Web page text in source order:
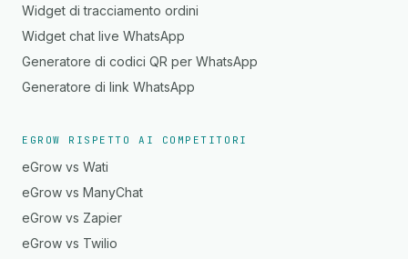
Widget di tracciamento ordini
Widget chat live WhatsApp
Generatore di codici QR per WhatsApp
Generatore di link WhatsApp
EGROW RISPETTO AI COMPETITORI
eGrow vs Wati
eGrow vs ManyChat
eGrow vs Zapier
eGrow vs Twilio